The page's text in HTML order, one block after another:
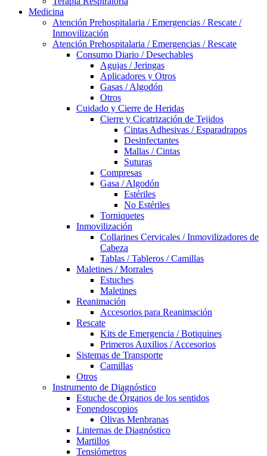
Medicina
Atención Prehospitalaria / Emergencias / Rescate /
Inmovilización
Atención Prehospitalaria / Emergencias / Rescate
Consumo Diario / Desechables
Agujas / Jeringas
Aplicadores y Otros
Gasas / Algodón
Otros
Cuidado y Cierre de Heridas
Cierre y Cicatrización de Tejidos
Cintas Adhesivas / Esparadrapos
Desinfectantes
Mallas / Cintas
Suturas
Compresas
Gasa / Algodón
Estériles
No Estériles
Torniquetes
Inmovilización
Collarines Cervicales / Inmovilizadores de
Cabeza
Tablas / Tableros / Camillas
Maletines / Morrales
Estuches
Maletines
Reanimación
Accesorios para Reanimación
Rescate
Kits de Emergencia / Botiquines
Primeros Auxilios / Accesorios
Sistemas de Transporte
Camillas
Otros
Instrumento de Diagnóstico
Estuche de Órganos de los sentidos
Fonendoscopios
Olivas Menbranas
Linternas de Diagnóstico
Martillos
Tensiómetros